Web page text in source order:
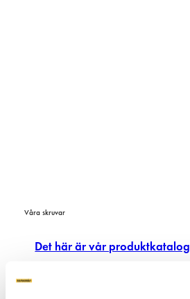
Våra skruvar
Det här är vår produktkatalog